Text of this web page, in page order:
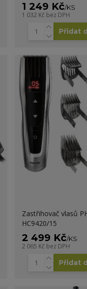
1 249 Kč/KS
1 032 Kč bez DPH
Přidat
Zastřihovač vlasů
HC9420/15
2 499 Kč/KS
2 065 Kč bez DPH
Přidat